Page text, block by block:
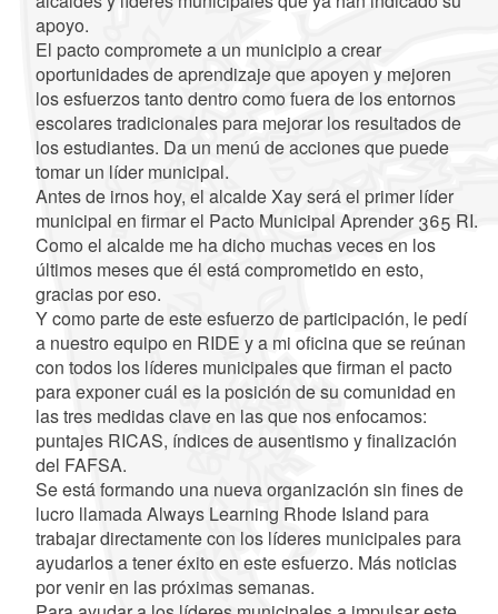
apoyo.
El pacto compromete a un municipio a crear
oportunidades de aprendizaje que apoyen y mejoren
los esfuerzos tanto dentro como fuera de los entornos
escolares tradicionales para mejorar los resultados de
los estudiantes. Da un menú de acciones que puede
tomar un líder municipal.
Antes de irnos hoy, el alcalde Xay será el primer líder
municipal en firmar el Pacto Municipal Aprender 365 RI.
Como el alcalde me ha dicho muchas veces en los
últimos meses que él está comprometido en esto,
gracias por eso.
Y como parte de este esfuerzo de participación, le pedí
a nuestro equipo en RIDE y a mi oficina que se reúnan
con todos los líderes municipales que firman el pacto
para exponer cuál es la posición de su comunidad en
las tres medidas clave en las que nos enfocamos:
puntajes RICAS, índices de ausentismo y finalización
del FAFSA.
Se está formando una nueva organización sin fines de
lucro llamada Always Learning Rhode Island para
trabajar directamente con los líderes municipales para
ayudarlos a tener éxito en este esfuerzo. Más noticias
por venir en las próximas semanas.